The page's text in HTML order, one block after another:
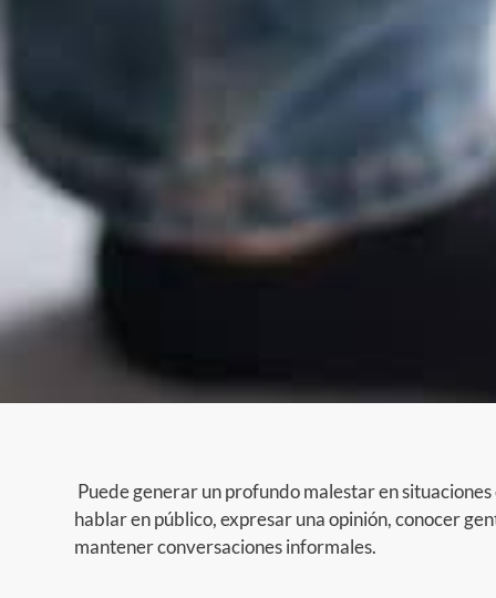
Puede generar un profundo malestar en
hablar en público, expresar una opinión, conocer
mantener conversaciones informales.